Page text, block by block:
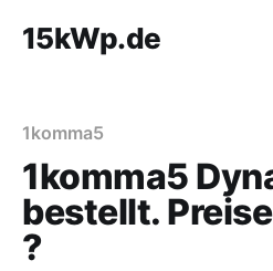
15kWp.de
1komma5
1komma5
bestellt.
?